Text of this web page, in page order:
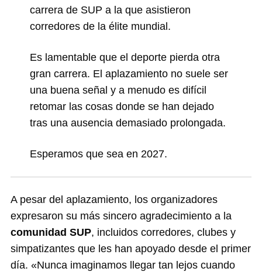
carrera de SUP a la que asistieron
corredores de la élite mundial.
Es lamentable que el deporte pierda otra
gran carrera. El aplazamiento no suele ser
una buena señal y a menudo es difícil
retomar las cosas donde se han dejado
tras una ausencia demasiado prolongada.
Esperamos que sea en 2027.
A pesar del aplazamiento, los organizadores
expresaron su más sincero agradecimiento a la
comunidad SUP, incluidos corredores, clubes y
simpatizantes que les han apoyado desde el primer
día. «Nunca imaginamos llegar tan lejos cuando